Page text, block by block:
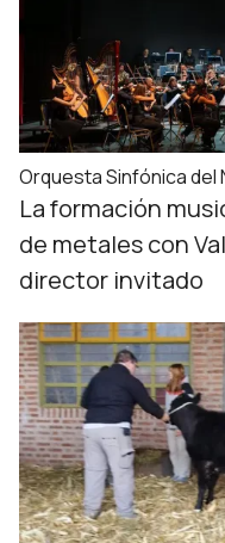
Orquesta Sinfónica del
La formación
de metales con
director invitado